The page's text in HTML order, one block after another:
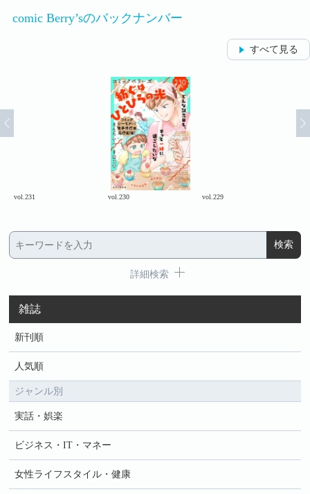
comic Berry’sのバックナンバー
すべて見る
vol.231 vol.230 vol.229
詳細検索
雑誌
新刊順
人気順
ジャンル別
実話・娯楽
ビジネス・IT・マネー
女性ライフスタイル・健康